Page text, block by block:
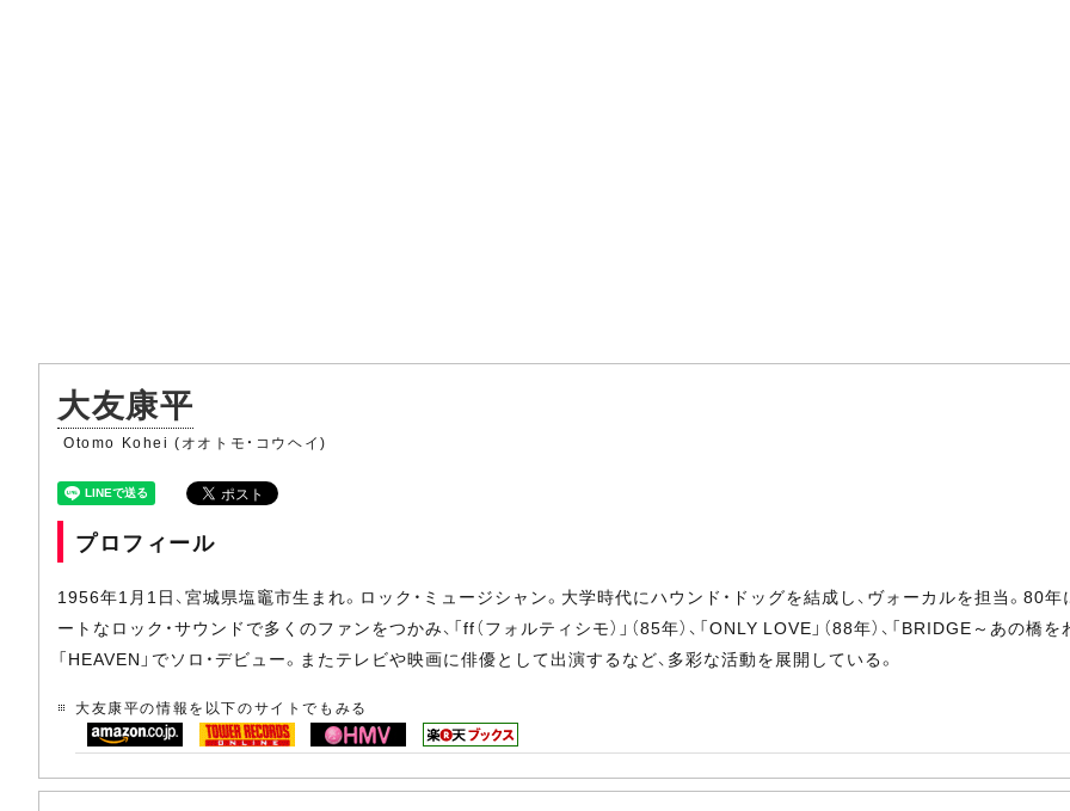
大友康平
Otomo Kohei (オオトモ・コウヘイ)
プロフィール
1956年1月1日、宮城県塩竈市生まれ。ロック・ミュージシャン。大学時代にハウンド・ドッグを結成し、ヴォーカルを担当。80
ートなロック・サウンドで多くのファンをつかみ、「ff（フォルティシモ）」（85年）、「ONLY LOVE」（88年）、「BRIDGE～あの
「HEAVEN」でソロ・デビュー。またテレビや映画に俳優として出演するなど、多彩な活動を展開している。
大友康平の情報を以下のサイトでもみる